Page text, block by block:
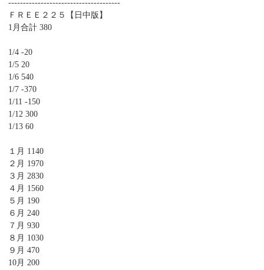
--------------------------------------
ＦＲＥＥ２２５【日中版】
1月合計 380
1/4 -20
1/5 20
1/6 540
1/7 -370
1/11 -150
1/12 300
1/13 60
１月 1140
２月 1970
３月 2830
４月 1560
５月 190
６月 240
７月 930
８月 1030
９月 470
10月 200